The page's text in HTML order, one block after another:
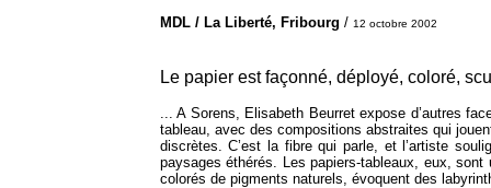
MDL / La Liberté, Fribourg / 12 octobre 2002
Le papier est façonné, déployé, coloré,
... A Sorens, Elisabeth Beurret expose d’autres
tableau, avec des compositions abstraites qui
discrètes. C’est la fibre qui parle, et l’artiste
paysages éthérés. Les papiers-tableaux, eux,
colorés de pigments naturels, évoquent des